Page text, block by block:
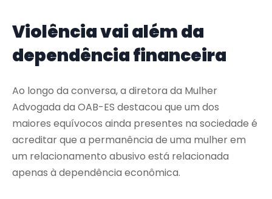
Violência vai além da
dependência financeira
Ao longo da conversa, a diretora da Mulher
Advogada da OAB-ES destacou que um dos
maiores equívocos ainda presentes na sociedade é
acreditar que a permanência de uma mulher em
um relacionamento abusivo está relacionada
apenas à dependência econômica.